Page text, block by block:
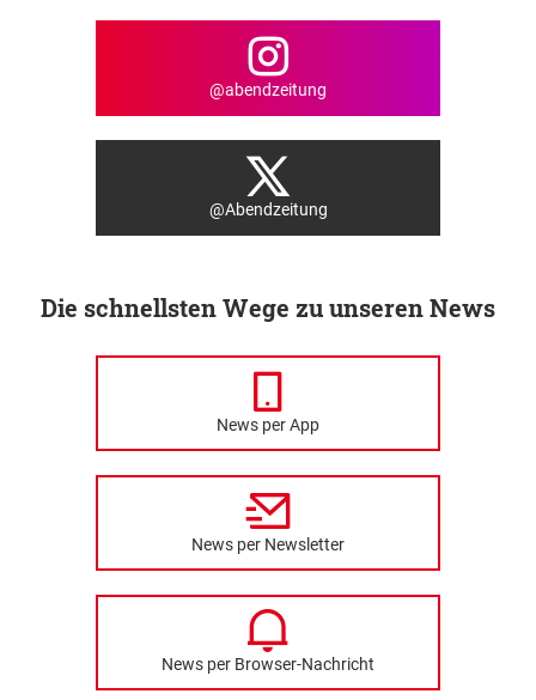
@abendzeitung
@Abendzeitung
Die schnellsten Wege zu unseren News
News per App
News per Newsletter
News per Browser-Nachricht